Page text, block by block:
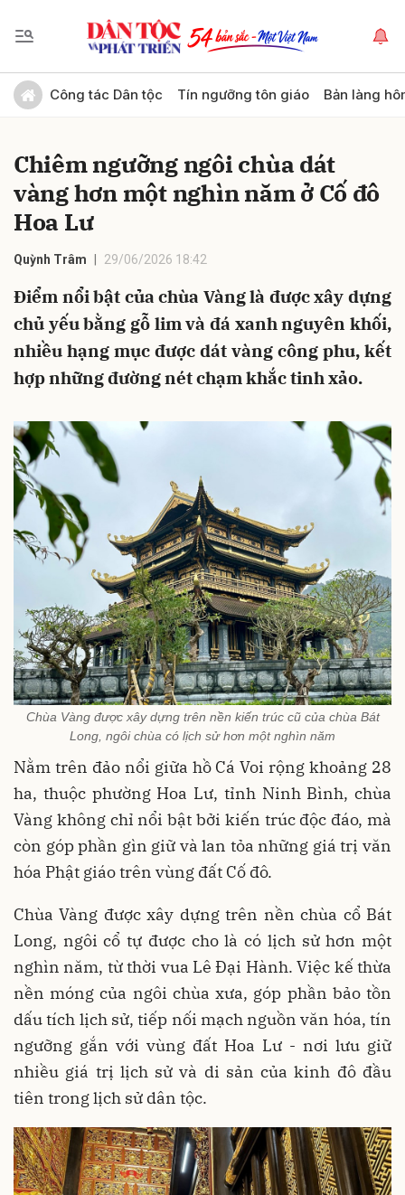
Công tác Dân tộc Tín ngưỡng tôn giáo Bản làng
Chiêm ngưỡng ngôi chùa dát
vàng hơn một nghìn năm ở Cố đô
Hoa Lư
Quỳnh Trâm 29/06/2026 18:42
Điểm nổi bật của chùa Vàng là được xây dựng
chủ yếu bằng gỗ lim và đá xanh nguyên khối,
nhiều hạng mục được dát vàng công phu, kết
hợp những đường nét chạm khắc tinh xảo.
Chùa Vàng được xây dựng trên nền kiến trúc cũ của chùa Bát
Long, ngôi chùa có lịch sử hơn một nghìn năm
Nằm trên đảo nổi giữa hồ Cá Voi rộng khoảng 28
ha, thuộc phường Hoa Lư, tỉnh Ninh Bình, chùa
Vàng không chỉ nổi bật bởi kiến trúc độc đáo, mà
còn góp phần gìn giữ và lan tỏa những giá trị văn
hóa Phật giáo trên vùng đất Cố đô.
Chùa Vàng được xây dựng trên nền chùa cổ Bát
Long, ngôi cổ tự được cho là có lịch sử hơn một
nghìn năm, từ thời vua Lê Đại Hành. Việc kế thừa
nền móng của ngôi chùa xưa, góp phần bảo tồn
dấu tích lịch sử, tiếp nối mạch nguồn văn hóa, tín
ngưỡng gắn với vùng đất Hoa Lư - nơi lưu giữ
nhiều giá trị lịch sử và di sản của kinh đô đầu
tiên trong lịch sử dân tộc.
Gửi bình luận